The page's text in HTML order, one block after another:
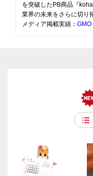
を突破したPB商品『
業界の未来をさらに切り
メディア掲載実績： GMO